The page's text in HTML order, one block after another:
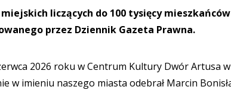
liczących do 100 tysięcy
przez Dziennik Gazeta Prawna.
2026 roku w Centrum Kultury Dwór Artusa
w imieniu naszego miasta odebrał Marcin